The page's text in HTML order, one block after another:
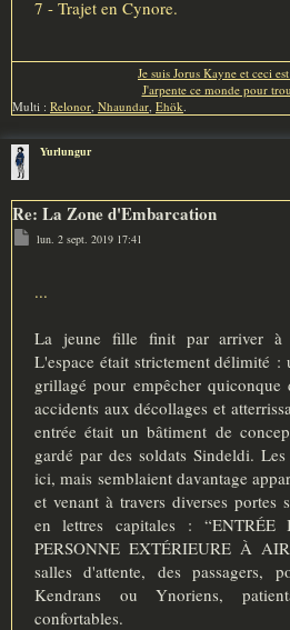
7 - Trajet en Cynore.
Je suis Jorus Kayne et ceci
J'arpente ce monde pour
Multi : Relonor, Nhaundar, Ehök.
Yurlungur
Re: La Zone d'Embarcation
M
e
g
lun. 2 sept. 2019 17:41
...
La jeune fille finit par arriver à
L'espace était strictement délimité :
grillagé pour empêcher
accidents aux décollages et
entrée était un bâtiment de
gardé par des soldats Sindeldi.
ici, mais semblaient davantage
et venant à travers diverses portes
en lettres capitales : “ENTRÉE
PERSONNE EXTÉRIEURE À
salles d'attente, des passagers,
Kendrans ou Ynoriens,
confortables.